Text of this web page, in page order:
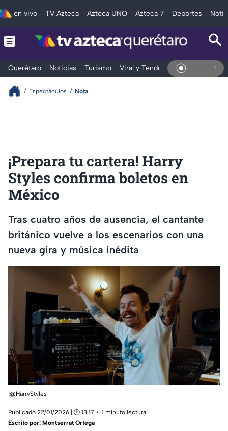
en vivo TV Azteca Azteca UNO Azteca 7 Deportes
Querétaro Noticias Turismo Viral y Tendencia Clima En
Espectáculos Nota
¡Prepara tu cartera! Harry
Styles confirma boletos en
México
Tras cuatro años de ausencia, el cantante
británico vuelve a los escenarios con una
nueva gira y música inédita
|@HarryStyles
Publicado 22/01/2026 | 🕑 13:17
1 minuto lectura
Escrito por: Montserrat Ortega